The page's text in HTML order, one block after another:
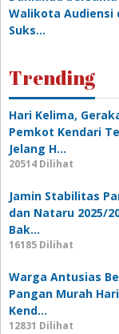
Walikota Audiensi
Suks…
Trending
Hari Kelima,
Pemkot Kendari
Jelang H…
20514 Dilihat
Jamin Stabilitas
dan Nataru 2025/
Bak…
16185 Dilihat
Warga Antusias
Pangan Murah
Kend…
12831 Dilihat